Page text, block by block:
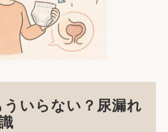
いらない？尿漏れ